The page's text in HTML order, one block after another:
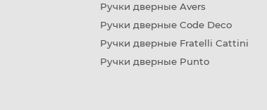
Ручки дверные Avers
Ручки дверные Code Deco
Ручки дверные Fratelli Cattini
Ручки дверные Punto